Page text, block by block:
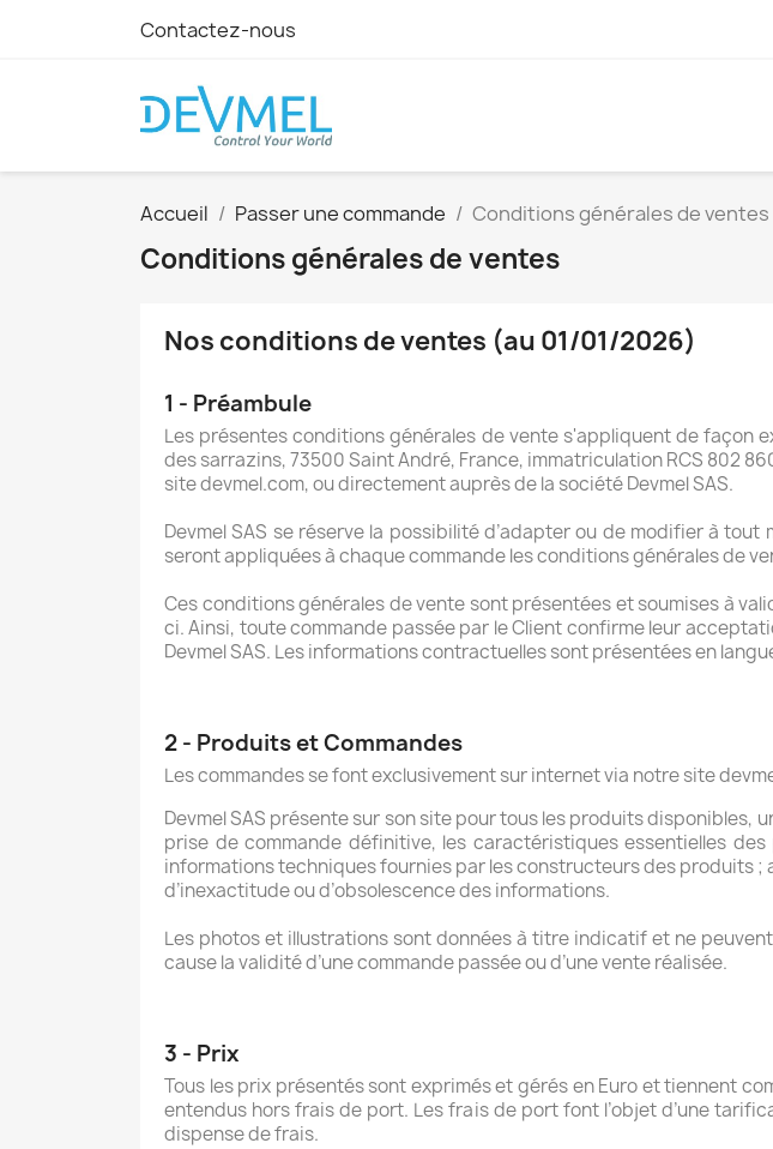
Contactez-nous
Accueil Passer une commande Conditions générales de ventes
Conditions générales de ventes
Nos conditions de ventes (au 01/01/2026)
1 - Préambule
Les présentes conditions générales de vente s'appliquent de façon
des sarrazins, 73500 Saint André, France, immatriculation RCS 802
site devmel.com, ou directement auprès de la société Devmel SAS.
Devmel SAS se réserve la possibilité d’adapter ou de modifier à
seront appliquées à chaque commande les conditions générales de
Ces conditions générales de vente sont présentées et soumises à
ci. Ainsi, toute commande passée par le Client confirme leur
Devmel SAS. Les informations contractuelles sont présentées en
2 - Produits et Commandes
Les commandes se font exclusivement sur internet via notre site
Devmel SAS présente sur son site pour tous les produits
prise de commande définitive, les caractéristiques essentielles
informations techniques fournies par les constructeurs des produits ;
d’inexactitude ou d’obsolescence des informations.
Les photos et illustrations sont données à titre indicatif et ne
cause la validité d’une commande passée ou d’une vente réalisée.
3 - Prix
Tous les prix présentés sont exprimés et gérés en Euro et tiennent
entendus hors frais de port. Les frais de port font l’objet d’une
dispense de frais.